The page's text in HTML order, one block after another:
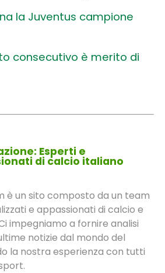
la Juventus campione
consecutivo è merito di
Esperti e
di calcio italiano
è un sito composto da un team
e appassionati di calcio e
impegniamo a fornire analisi
notizie dal mondo del
la nostra esperienza con tutti